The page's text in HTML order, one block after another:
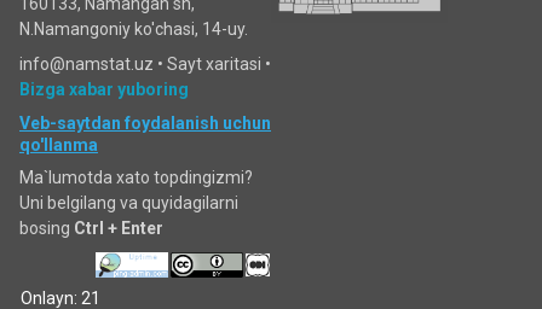
N.Namangoniy ko'chasi, 14-uy.
info@namstat.uz • Sayt xaritasi •
Bizga xabar yuboring
Veb-saytdan foydalanish uchun
qo'llanma
Ma`lumotda xato topdingizmi?
Uni belgilang va quyidagilarni
bosing Ctrl + Enter
Onlayn: 21